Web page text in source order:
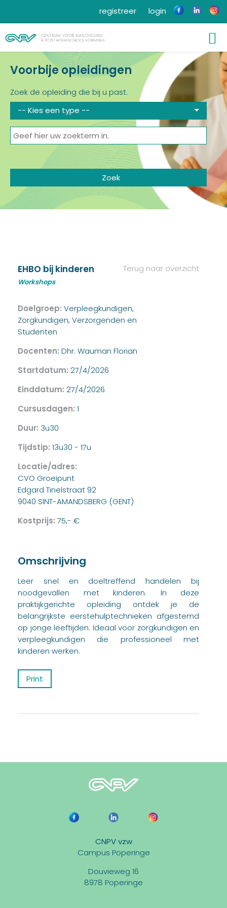
login
registreer
Voorbije opleidingen
Zoek de opleiding die bij u past.
-- Kies een type --
Terug naar overzicht
EHBO bij kinderen
Workshops
Doelgroep: Verpleegkundigen,
Zorgkundigen, Verzorgenden en
Studenten
Docenten: Dhr. Wauman Florian
Startdatum: 27/4/2026
Einddatum: 27/4/2026
Cursusdagen: 1
Duur: 3u30
Tijdstip: 13u30 - 17u
Locatie/adres:
CVO Groeipunt
Edgard Tinelstraat 92
9040 SINT-AMANDSBERG (GENT)
Kostprijs: 75,- €
Omschrijving
Leer snel en doeltreffend handelen bij
noodgevallen met kinderen. In deze
praktijkgerichte opleiding ontdek je de
belangrijkste eerstehulptechnieken afgestemd
op jonge leeftijden. Ideaal voor zorgkundigen en
verpleegkundigen die professioneel met
kinderen werken.
Print
CNPV vzw
Campus Poperinge
Douvieweg 16
8978 Poperinge